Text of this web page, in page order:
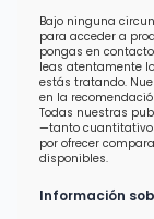
Bajo ninguna
para acceder a
pongas en
leas atentamente
estás tratando.
en la
Todas nuestras
—tanto
por ofrecer
disponibles.
Información